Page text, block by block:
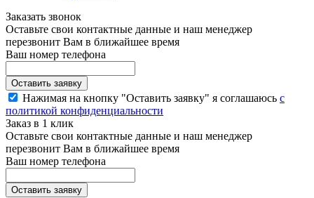
Заказать звонок
Оставьте свои контактные данные и наш менеджер
перезвонит Вам в ближайшее время
Ваш номер телефона
Нажимая на кнопку "Оставить заявку" я соглашаюсь с
политикой конфиденциальности
Заказ в 1 клик
Оставьте свои контактные данные и наш менеджер
перезвонит Вам в ближайшее время
Ваш номер телефона